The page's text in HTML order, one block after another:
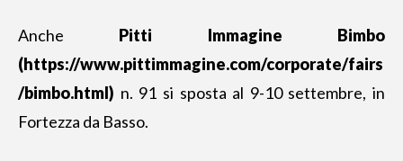
Anche Pitti Immagine Bimbo
(https://www.pittimmagine.com/corporate/fairs
/bimbo.html) n. 91 si sposta al 9-10 settembre, in
Fortezza da Basso.